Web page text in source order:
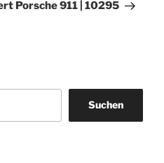
Porsche 911 | 10295
Suchen